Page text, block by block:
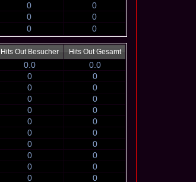
0
0
0
0
0 0
Hits Out Besucher Hits Out Gesamt
0.0
0.0
0
0
0
0
0
0
0
0
0
0
0
0
0
0
0
0
0
0
0 0